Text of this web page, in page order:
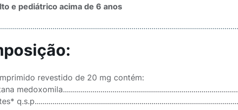
e pediátrico acima de 6 anos
revestido de 20 mg contém: